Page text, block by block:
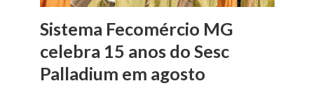
Sistema Fecomércio MG
celebra 15 anos do Sesc
Palladium em agosto